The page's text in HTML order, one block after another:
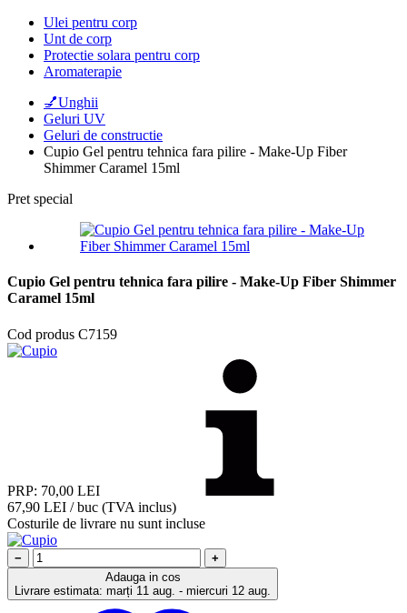
Ulei pentru corp
Unt de corp
Protectie solara pentru corp
Aromaterapie
💅Unghii
Geluri UV
Geluri de constructie
Cupio Gel pentru tehnica fara pilire - Make-Up Fiber
Shimmer Caramel 15ml
Pret special
Cupio Gel pentru tehnica fara pilire - Make-Up Fiber Shimmer
Caramel 15ml
Cod produs C7159
PRP: 70,00 LEI
67,90 LEI / buc (TVA inclus)
Costurile de livrare nu sunt incluse
−
+
Adauga in cos
Livrare estimata: marți 11 aug. - miercuri 12 aug.